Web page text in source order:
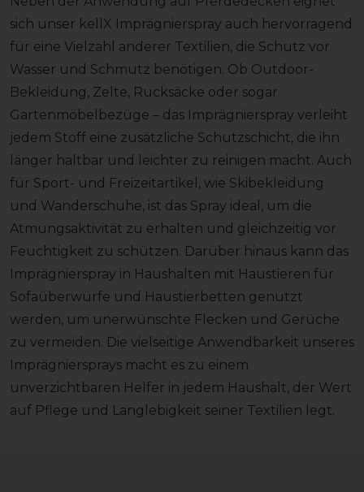
sich unser kellX Imprägnierspray auch hervorragend
für eine Vielzahl anderer Textilien, die Schutz vor
Wasser und Schmutz benötigen. Ob Outdoor-
Bekleidung, Zelte, Rucksäcke oder sogar
Gartenmöbelbezüge – das Imprägnierspray verleiht
jedem Stoff eine zusätzliche Schutzschicht, die ihn
länger haltbar und leichter zu reinigen macht. Auch
für Sport- und Freizeitartikel, wie Skibekleidung
und Wanderschuhe, ist das Spray ideal, um die
Atmungsaktivität zu erhalten und gleichzeitig vor
Feuchtigkeit zu schützen. Darüber hinaus kann das
Imprägnierspray in Haushalten mit Haustieren für
Sofaüberwürfe und Haustierbetten genutzt
werden, um unerwünschte Flecken und Gerüche
zu vermeiden. Die vielseitige Anwendbarkeit unseres
Imprägniersprays macht es zu einem
unverzichtbaren Helfer in jedem Haushalt, der Wert
auf Pflege und Langlebigkeit seiner Textilien legt.